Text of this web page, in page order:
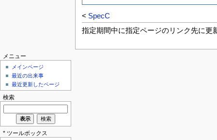
< SpecC
指定期間中に指定ページのリンク先に更
メニュー
メインページ
最近の出来事
最近更新したページ
検索
* ツールボックス